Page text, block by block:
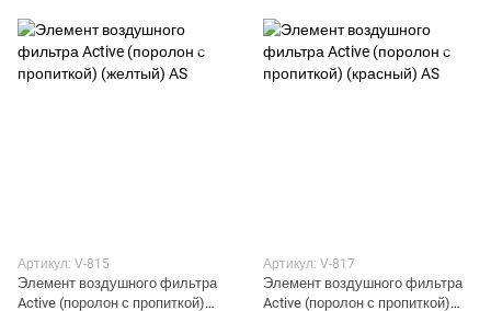
Артикул: V-815
Элемент воздушного фильтра
Active (поролон с пропиткой)
Артикул: V-817
Элемент воздушного фильтра
Active (поролон с пропиткой)